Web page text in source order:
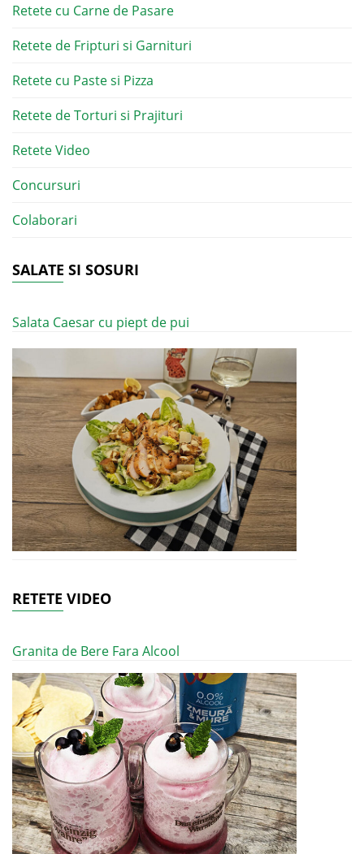
Retete cu Carne de Pasare
Retete de Fripturi si Garnituri
Retete cu Paste si Pizza
Retete de Torturi si Prajituri
Retete Video
Concursuri
Colaborari
SALATE SI SOSURI
Salata Caesar cu piept de pui
RETETE VIDEO
Granita de Bere Fara Alcool